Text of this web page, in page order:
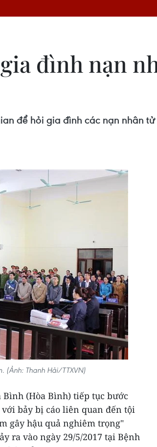
đình nạn
để hỏi gia đình các nạn nhân
(Ảnh: Thanh Hải/TTXVN)
Bình (Hòa Bình) tiếp tục bước
bảy bị cáo liên quan đến tội
gây hậu quả nghiêm trọng"
ra vào ngày 29/5/2017 tại Bệnh